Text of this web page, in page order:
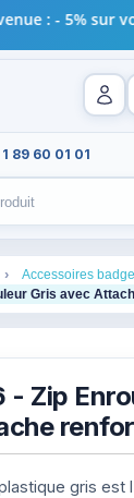
produit au
89 60 01 01
: - 5% sur
Accessoires
Gris avec
Zip
gris est